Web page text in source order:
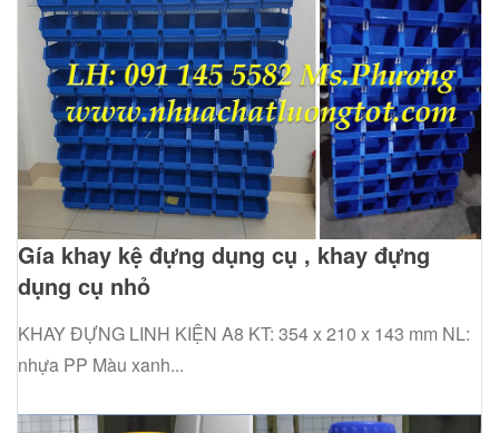
Gía khay kệ đựng dụng cụ , khay đựng
dụng cụ nhỏ
KHAY ĐỰNG LINH KIỆN A8 KT: 354 x 210 x 143 mm NL:
nhựa PP Màu xanh...